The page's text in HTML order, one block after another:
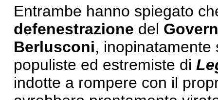
Entrambe hanno spiegato
defenestrazione del
Berlusconi, inopinatamente
populiste ed estremiste di
indotte a rompere con il